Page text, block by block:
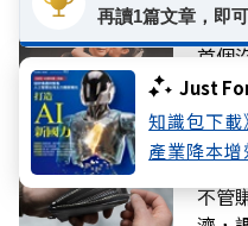
Just
知識包下載
產業降本
教育
首個
「我
課
金融
不管
再讀1篇文章，即